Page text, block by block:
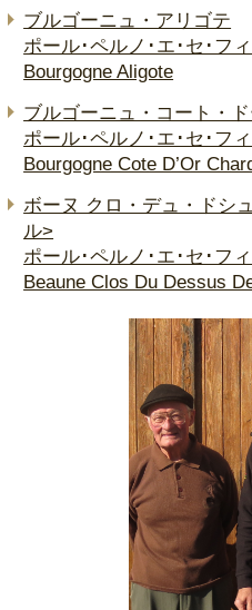
ブルゴーニュ・アリゴテ
ポール･ペルノ･エ･セ･フ
Bourgogne Aligote
ブルゴーニュ・コート・
ポール･ペルノ･エ･セ･フ
Bourgogne Cote D’Or
ボーヌ クロ・デュ・ドシ
ル>
ポール･ペルノ･エ･セ･フ
Beaune Clos Du Dessus